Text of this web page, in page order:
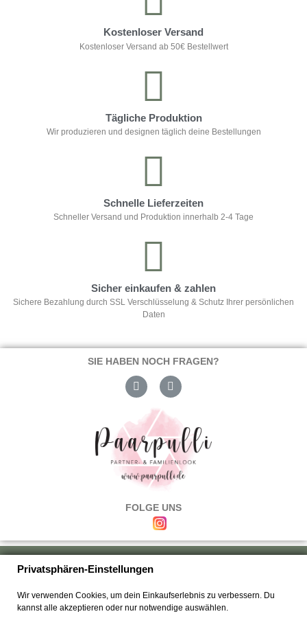
Kostenloser Versand
Kostenloser Versand ab 50€ Bestellwert
Tägliche Produktion
Wir produzieren und designen täglich deine Bestellungen
Schnelle Lieferzeiten
Schneller Versand und Produktion innerhalb 2-4 Tage
Sicher einkaufen & zahlen
Sichere Bezahlung durch SSL Verschlüsselung & Schutz Ihrer persönlichen
Daten
SIE HABEN NOCH FRAGEN?
FOLGE UNS
Über uns|Versand & Zahlung|Umtausch & Rückgabe
Kontakt
Privatsphären-Einstellungen
Wir verwenden Cookies, um dein Einkaufserlebnis zu verbessern. Du
kannst alle akzeptieren oder nur notwendige auswählen.